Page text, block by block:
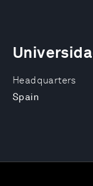
Headquarters
Spain